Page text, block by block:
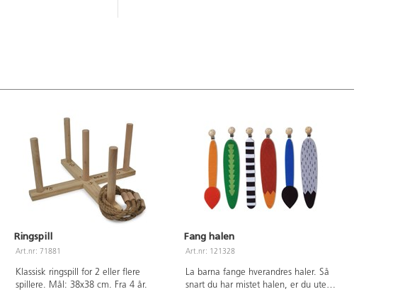
Ringspill
Art.nr: 71881
Klassisk ringspill for 2 eller flere
spillere. Mål: 38x38 cm. Fra 4 år.
Fang halen
Art.nr: 121328
La barna fange hverandres haler. Så
snart du har mistet halen, er du ute.